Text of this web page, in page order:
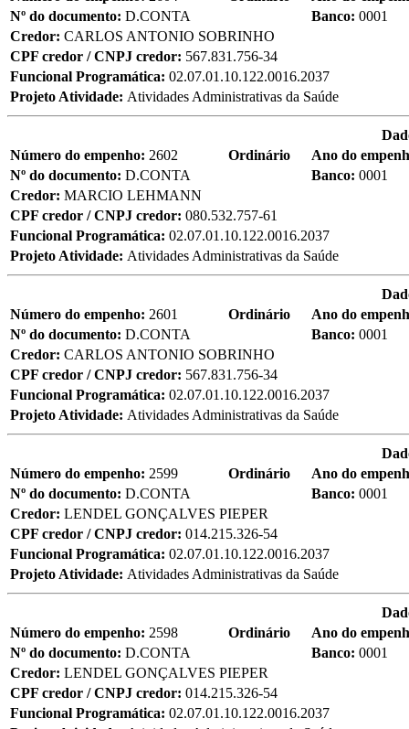
Nº do documento: D.CONTA Banco: 0001
Credor: CARLOS ANTONIO SOBRINHO
CPF credor / CNPJ credor: 567.831.756-34
Funcional Programática: 02.07.01.10.122.0016.2037
Projeto Atividade: Atividades Administrativas da Saúde
Número do empenho: 2602 Ordinário
Ano do
Nº do documento: D.CONTA Banco: 0001
Credor: MARCIO LEHMANN
CPF credor / CNPJ credor: 080.532.757-61
Funcional Programática: 02.07.01.10.122.0016.2037
Projeto Atividade: Atividades Administrativas da Saúde
Número do empenho: 2601 Ordinário
Ano do
Nº do documento: D.CONTA Banco: 0001
Credor: CARLOS ANTONIO SOBRINHO
CPF credor / CNPJ credor: 567.831.756-34
Funcional Programática: 02.07.01.10.122.0016.2037
Projeto Atividade: Atividades Administrativas da Saúde
Número do empenho: 2599 Ordinário
Ano do
Nº do documento: D.CONTA Banco: 0001
Credor: LENDEL GONÇALVES PIEPER
CPF credor / CNPJ credor: 014.215.326-54
Funcional Programática: 02.07.01.10.122.0016.2037
Projeto Atividade: Atividades Administrativas da Saúde
Número do empenho: 2598 Ordinário
Ano do
Nº do documento: D.CONTA Banco: 0001
Credor: LENDEL GONÇALVES PIEPER
CPF credor / CNPJ credor: 014.215.326-54
Funcional Programática: 02.07.01.10.122.0016.2037